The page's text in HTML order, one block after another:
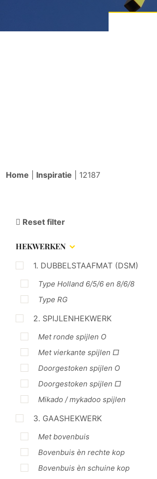
Home Inspiratie 12187
Reset filter
HEKWERKEN
1. DUBBELSTAAFMAT (DSM)
Type Holland 6/5/6 en 8/6/8
Type RG
2. SPIJLENHEKWERK
Met ronde spijlen O
Met vierkante spijlen □
Doorgestoken spijlen O
Doorgestoken spijlen □
Mikado / mykadoo spijlen
3. GAASHEKWERK
Met bovenbuis
Bovenbuis èn rechte kop
Bovenbuis èn schuine kop